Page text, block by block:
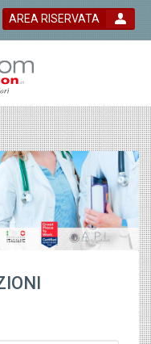
AREA RISERVATA